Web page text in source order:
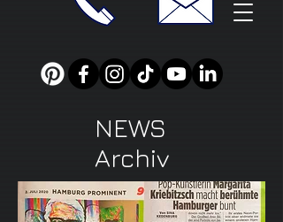
NEWS
Archiv